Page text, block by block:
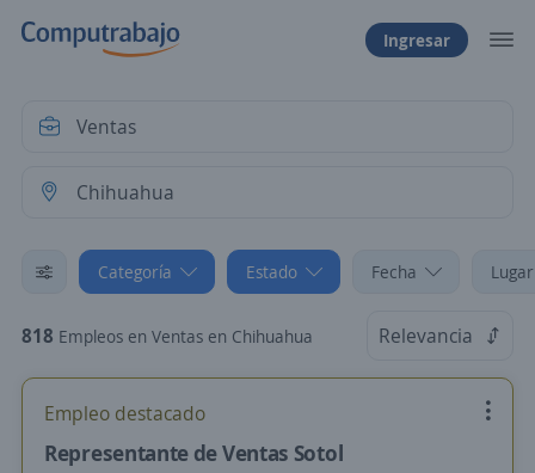
Ingresar
Categoría Estado Fecha
818 Empleos en Ventas en Chihuahua Relevancia
Empleo destacado
Representante de Ventas Sotol